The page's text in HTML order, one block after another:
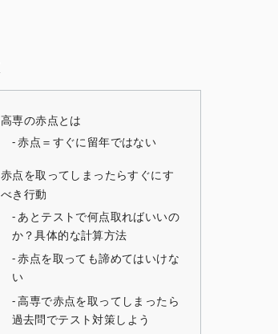
高専の赤点とは
赤点＝すぐに留年ではない
赤点を取ってしまったらすぐにす
べき行動
あとテストで何点取ればいいの
か？具体的な計算方法
赤点を取っても諦めてはいけな
い
高専で赤点を取ってしまったら
過去問でテスト対策しよう